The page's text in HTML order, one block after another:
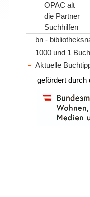
OPAC alt
die Partner
Suchhilfen
bn -
1000 und 1 Buch
Aktuelle
gefördert durch